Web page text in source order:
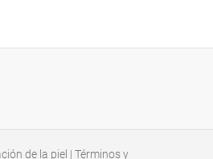
de la piel | Términos y